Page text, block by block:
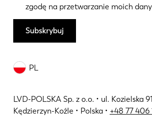
PL
LVD-POLSKA Sp. z o.o. • ul. Kozielska
Kędzierzyn-Koźle • Polska • +48 77 406
zgodę na przetwarzanie moich
Subskrybuj